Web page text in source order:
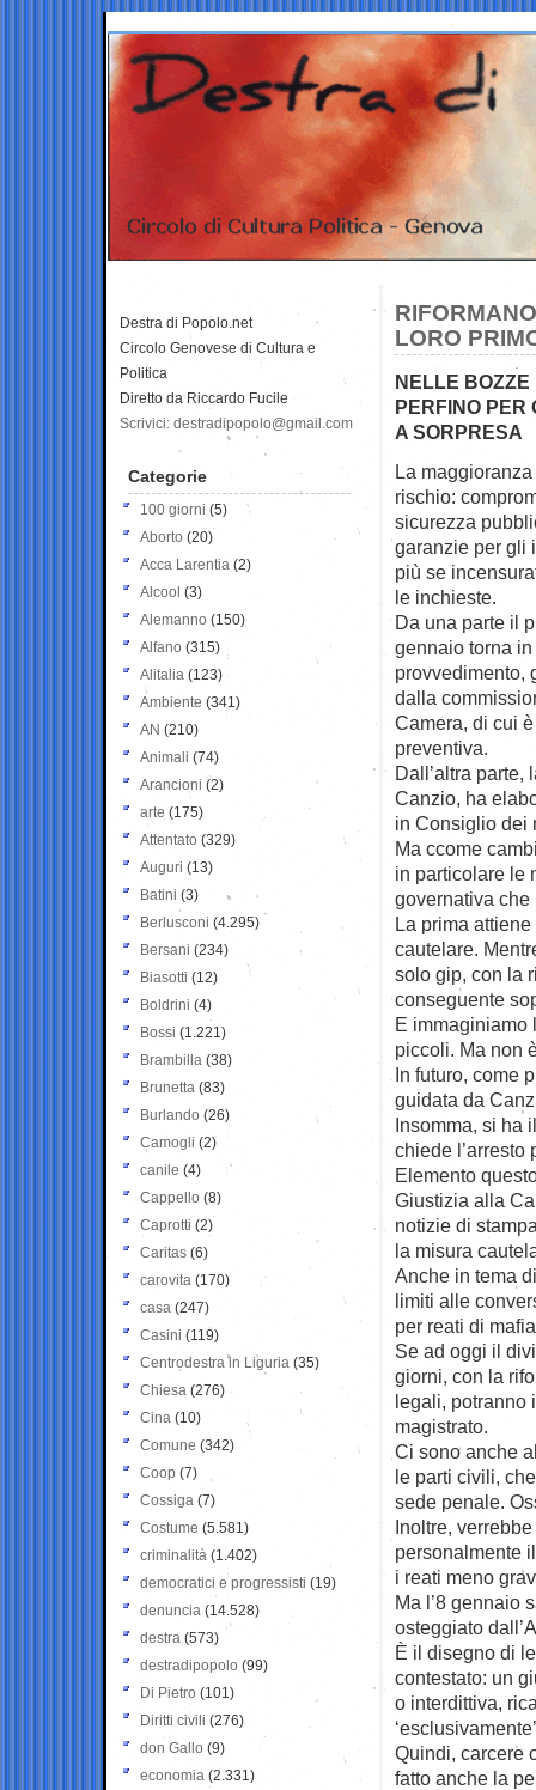
LORO
NELLE BOZZE
PERFINO PER
A SORPRESA
La
rischio:
sicurezza
garanzie per gli
più se
le inchieste.
Da una parte il
gennaio torna
provvedimento,
dalla
Camera, di cui
preventiva.
Dall’altra
Canzio, ha
in Consiglio dei
Ma ccome
in particolare le
governativa
La prima
cautelare.
solo gip, con la
conseguente
E
piccoli. Ma non
In futuro, come
guidata da
Insomma, si ha
chiede
Elemento
Giustizia alla
notizie di
la misura
Anche in tema
limiti alle
per reati di
Se ad oggi il
giorni, con la
legali, potranno
magistrato.
Ci sono anche
le parti civili,
sede penale.
Inoltre,
personalmente
i reati meno
Ma l’8 gennaio
osteggiato
È il disegno di
contestato: un
o interdittiva,
Quindi, carcere
fatto anche la
Destra di Popolo.net
Circolo Genovese di Cultura e
Politica
Diretto da Riccardo Fucile
Scrivici: destradipopolo@gmail.com
Categorie
100 giorni (5)
Aborto (20)
Acca Larentia (2)
Alcool (3)
Alemanno (150)
Alfano (315)
Alitalia (123)
Ambiente (341)
AN (210)
Animali (74)
Arancioni (2)
arte (175)
Attentato (329)
Auguri (13)
Batini (3)
Berlusconi (4.295)
Bersani (234)
Biasotti (12)
Boldrini (4)
Bossi (1.221)
Brambilla (38)
Brunetta (83)
Burlando (26)
Camogli (2)
canile (4)
Cappello (8)
Caprotti (2)
Caritas (6)
carovita (170)
casa (247)
Casini (119)
Centrodestra in Liguria (35)
Chiesa (276)
Cina (10)
Comune (342)
Coop (7)
Cossiga (7)
Costume (5.581)
criminalità (1.402)
democratici e progressisti (19)
denuncia (14.528)
destra (573)
destradipopolo (99)
Di Pietro (101)
Diritti civili (276)
don Gallo (9)
economia (2.331)